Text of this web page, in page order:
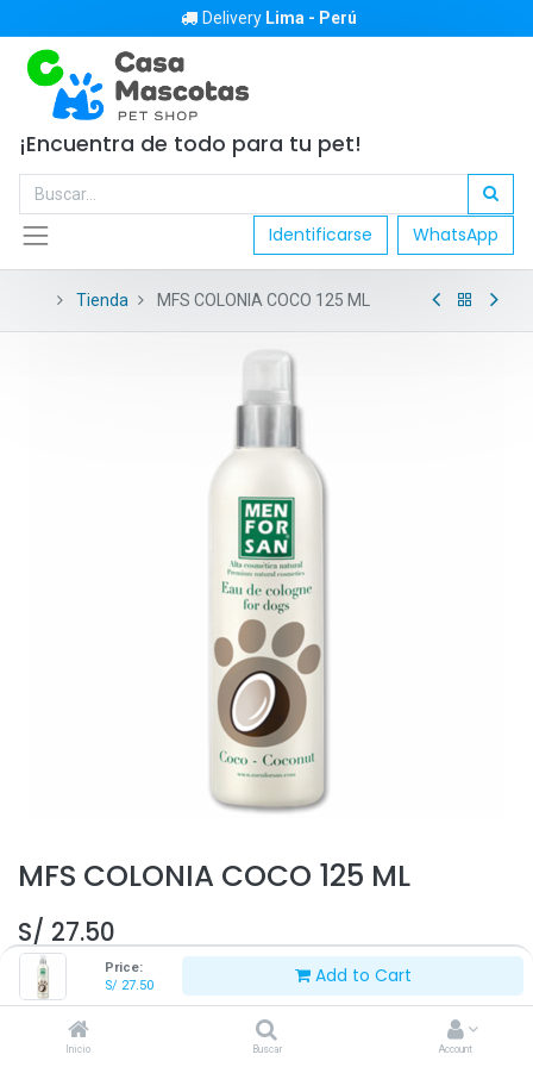
Price:
S/ 27.50 Add to Cart
Inicio Buscar Account
Delivery Lima - Perú
¡Encuentra de todo para tu pet!
Identificarse WhatsApp
Tienda MFS COLONIA COCO 125 ML
MFS COLONIA COCO 125 ML
S/ 27.50